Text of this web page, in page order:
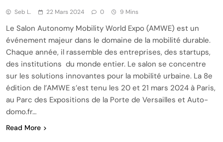
Seb L. 22 Mars 2024 0 9 Mins
Le Salon Autonomy Mobility World Expo (AMWE) est un
événement majeur dans le domaine de la mobilité durable.
Chaque année, il rassemble des entreprises, des startups,
des institutions du monde entier. Le salon se concentre
sur les solutions innovantes pour la mobilité urbaine. La 8e
édition de l’AMWE s’est tenu les 20 et 21 mars 2024 à Paris,
au Parc des Expositions de la Porte de Versailles et Auto-
domo.fr…
Read More